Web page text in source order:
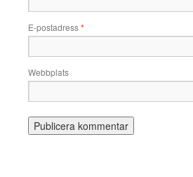
E-postadress*
Webbplats